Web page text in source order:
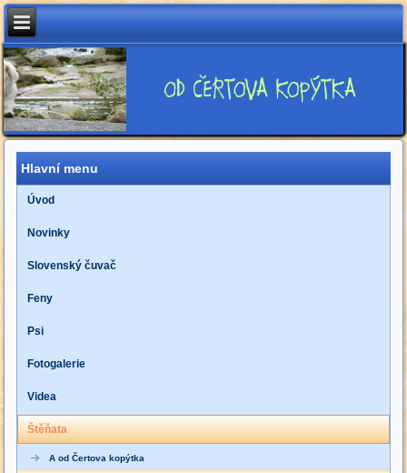
Hlavní menu
Úvod
Novinky
Slovenský čuvač
Feny
Psi
Fotogalerie
Videa
Štěňata
A od Čertova kopýtka